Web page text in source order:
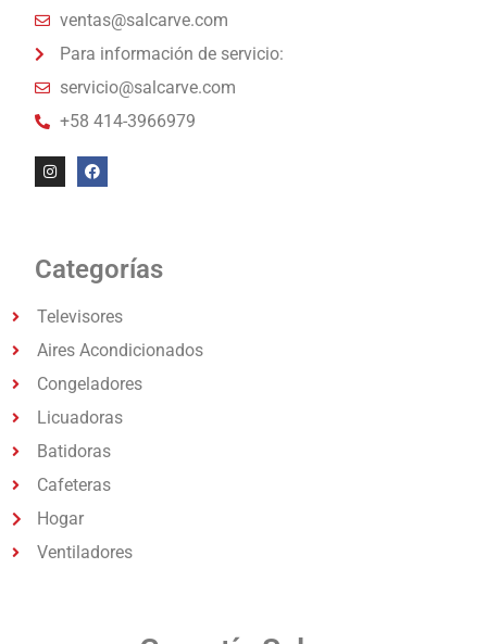
ventas@salcarve.com
Para información de servicio:
servicio@salcarve.com
+58 414-3966979
Categorías
Televisores
Aires Acondicionados
Congeladores
Licuadoras
Batidoras
Cafeteras
Hogar
Ventiladores